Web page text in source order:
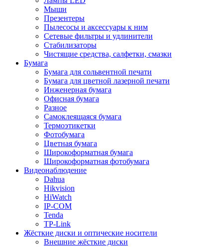
Мыши
Презентеры
Пылесосы и аксессуары к ним
Сетевые фильтры и удлинители
Стабилизаторы
Чистящие средства, салфетки, смазки
Бумага
Бумага для сольвентной печати
Бумага для цветной лазерной печати
Инженерная бумага
Офисная бумага
Разное
Самоклеящаяся бумага
Термоэтикетки
Фотобумага
Цветная бумага
Широкоформатная бумага
Широкоформатная фотобумага
Видеонаблюдение
Dahua
Hikvision
HiWatch
IP-COM
Tenda
TP-Link
Жёсткие диски и оптические носители
Внешние жёсткие диски